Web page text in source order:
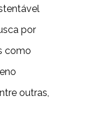
por
como
outras,